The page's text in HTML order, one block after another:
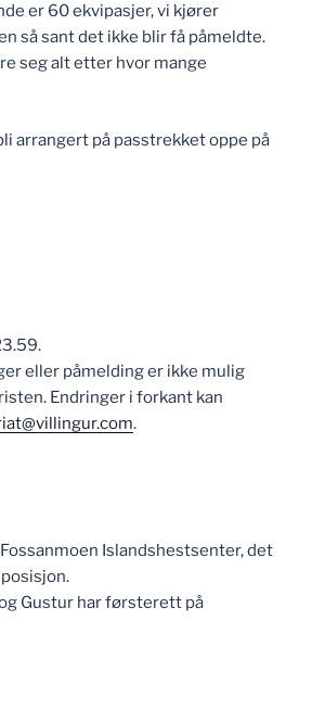
er 60 ekvipasjer, vi kjører
så sant det ikke blir få påmeldte.
seg alt etter hvor mange
arrangert på passtrekket oppe på
eller påmelding er ikke mulig
Endringer i forkant kan
.
Islandshestsenter, det
Gustur har førsterett på